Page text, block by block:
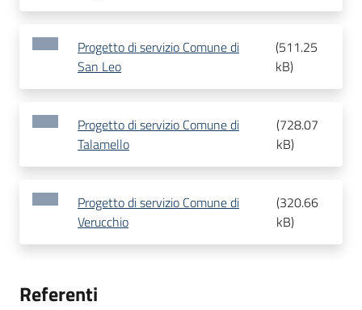
Progetto di servizio Comune di
San Leo
(511.25
kB)
Progetto di servizio Comune di
Talamello
(728.07
kB)
Progetto di servizio Comune di
Verucchio
(320.66
kB)
Referenti